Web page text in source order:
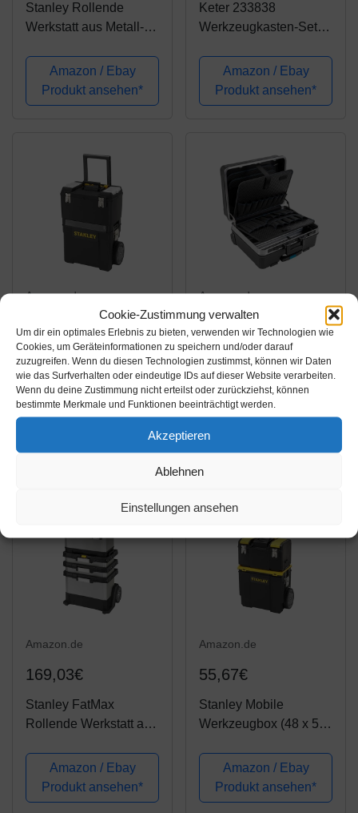
Cookie-Zustimmung verwalten
Um dir ein optimales Erlebnis zu bieten, verwenden wir Technologien wie
Cookies, um Geräteinformationen zu speichern und/oder darauf
zuzugreifen. Wenn du diesen Technologien zustimmst, können wir Daten
wie das Surfverhalten oder eindeutige IDs auf dieser Website verarbeiten.
Wenn du deine Zustimmung nicht erteilst oder zurückziehst, können
bestimmte Merkmale und Funktionen beeinträchtigt werden.
Akzeptieren
Ablehnen
Einstellungen ansehen
Stanley Rollende
Werkstatt aus Metall-
Werkzeugwagen leer
mit 3 modularen
Einheiten – Vielseitige
Amazon / Ebay
Produkt ansehen*
Keter 233838
Werkzeugkasten-Set
System, Schwarz, 13
Stück
Amazon / Ebay
Produkt ansehen*
Amazon.de
37,99€
Stanley Rollende
Werkstatt (47,3 x 30,2 x
62,7 cm, zwei separat
verwendbare
robuster Kunststoff,
Amazon / Ebay
Amazon.de
188,85€
B&W Werkzeugkoffer
GO mobil mit
Werkzeugeinsteckfäch
ern (Koffer aus ABS,
Volumen 36l, 48 x 37,5
x 20 cm innen)
120.04/P , ohne
Amazon / Ebay
Amazon.de
169,03€
Stanley FatMax
Rollende Werkstatt aus
622 – Werkzeugwagen
leer – Vielseitige
Werkzeugbox für
Amazon / Ebay
Produkt ansehen*
Amazon.de
55,67€
Stanley Mobile
Werkzeugbox (48 x 57
mit abnehmbarer
Werkzeugbox, robuster
Teleskopgriff, große 7
Amazon / Ebay
Produkt ansehen*